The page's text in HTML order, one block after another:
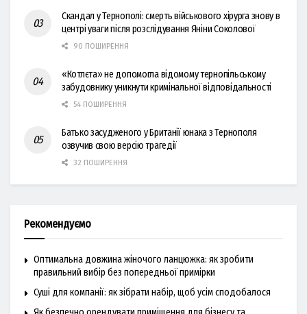
Скандал у Тернополі: смерть військового хірурга знову в
центрі уваги після розслідування Яніни Соколової
90 ПОШИРЕННЯ
«Котлєта» не допомогла відомому тернопільському
забудовнику уникнути кримінальної відповідальності
54 ПОШИРЕННЯ
Батько засудженого у Британії юнака з Тернополя
озвучив свою версію трагедії
32 ПОШИРЕННЯ
Рекомендуємо
Оптимальна довжина жіночого ланцюжка: як зробити
правильний вибір без попередньої примірки
Суші для компанії: як зібрати набір, щоб усім сподобалося